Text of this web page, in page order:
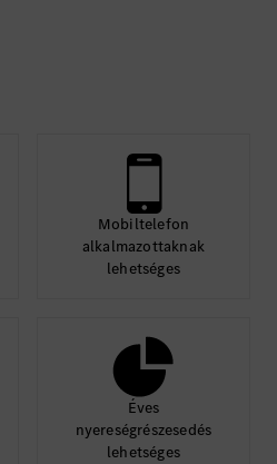
Mobiltelefon
alkalmazottaknak
lehetséges
Éves
nyereségrészesedés
lehetséges